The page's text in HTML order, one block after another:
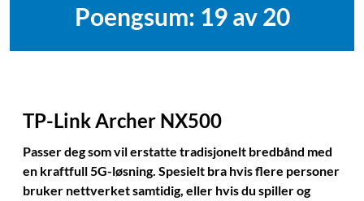
Poengsum: 19 av 20
TP-Link Archer NX500
Passer deg som vil erstatte tradisjonelt bredbånd med
en kraftfull 5G-løsning. Spesielt bra hvis flere personer
bruker nettverket samtidig, eller hvis du spiller og